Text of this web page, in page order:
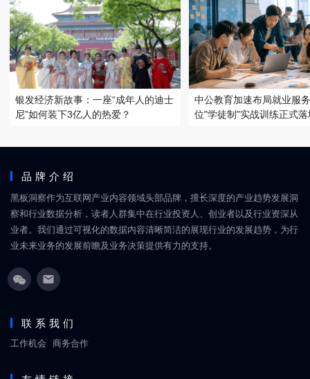
银发经济新故事：一座“成年人的迪士
尼”如何装下3亿人的热爱？
中公教育加速布局就业服
位"学徒制"实战训练正式落
品牌介绍
黑板洞察作为互联网产业内容领域头部品牌，擅长深度的产业趋势发展洞
察和行业数据分析，读者人群集中在行业投资人、创业者以及行业资深从
业者。我们通过可视化的数据内容清晰简洁的展现行业的发展趋势，为行
业未来业务的发展前瞻及业务决策提供有力的支持。
联系我们
工作机会 商务合作